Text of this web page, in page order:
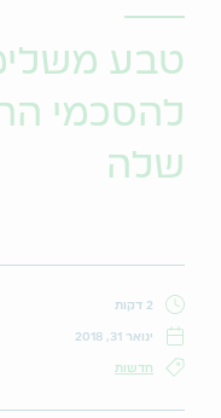
טבע
להסכמי
שלה
2 דקות
ינואר 31, 2018
חדשות